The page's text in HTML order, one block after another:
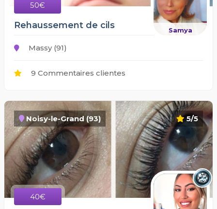
50€
Samya
Rehaussement de cils
Massy (91)
9 Commentaires clientes
5/5
Noisy-le-Grand (93)
40€